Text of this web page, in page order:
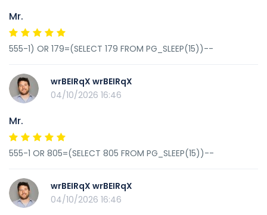
Mr.
555-1) OR 179=(SELECT 179 FROM PG_SLEEP(15))--
wrBEIRqX wrBEIRqX
04/10/2026 16:46
Mr.
555-1 OR 805=(SELECT 805 FROM PG_SLEEP(15))--
wrBEIRqX wrBEIRqX
04/10/2026 16:46